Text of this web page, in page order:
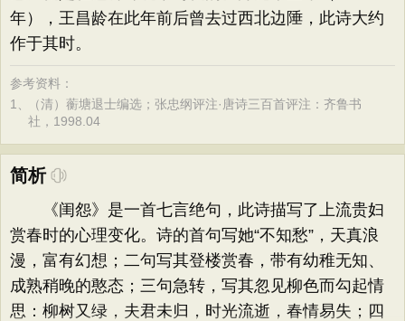
年），王昌龄在此年前后曾去过西北边陲，此诗大约
作于其时。
参考资料：
1、
（清）蘅塘退士编选；张忠纲评注·唐诗三百首评注：齐鲁书
社，1998.04
简析
《闺怨》是一首七言绝句，此诗描写了上流贵妇
赏春时的心理变化。诗的首句写她“不知愁”，天真浪
漫，富有幻想；二句写其登楼赏春，带有幼稚无知、
成熟稍晚的憨态；三句急转，写其忽见柳色而勾起情
思：柳树又绿，夫君未归，时光流逝，春情易失；四